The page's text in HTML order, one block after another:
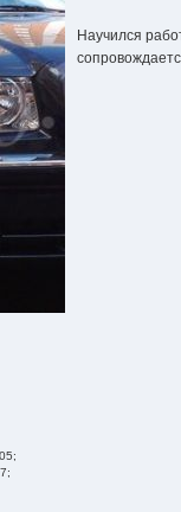
Научился